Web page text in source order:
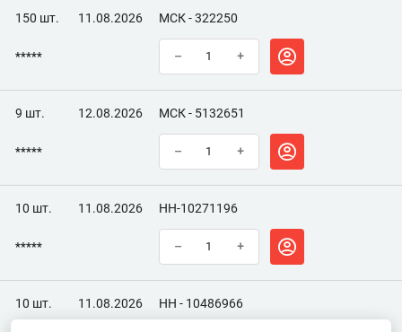
150 шт. 11.08.2026 МСК - 322250
***** – +
9 шт. 12.08.2026 МСК - 5132651
***** – +
10 шт. 11.08.2026 НН-10271196
***** – +
10 шт. 11.08.2026 НН - 10486966